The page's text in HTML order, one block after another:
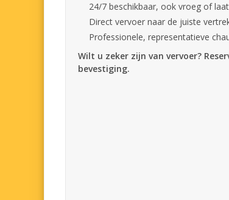
24/7 beschikbaar, ook vroeg of laat
Direct vervoer naar de juiste
Professionele, representatieve
Wilt u zeker zijn van vervoer?
bevestiging.